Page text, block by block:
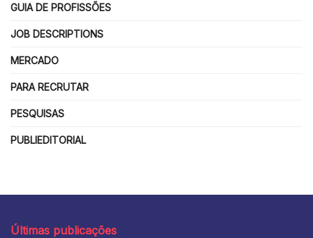
GUIA DE PROFISSÕES
JOB DESCRIPTIONS
MERCADO
PARA RECRUTAR
PESQUISAS
PUBLIEDITORIAL
Últimas publicações